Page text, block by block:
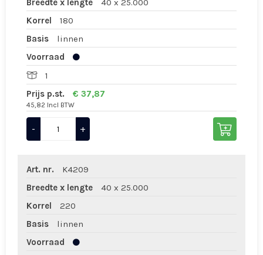
Breedte x lengte
40 x 25.000
Korrel
180
Basis
linnen
Voorraad
1
Prijs p.st.
€ 37,87
45,82 Incl BTW
- +
Art. nr.
K4209
Breedte x lengte
40 x 25.000
Korrel
220
Basis
linnen
Voorraad